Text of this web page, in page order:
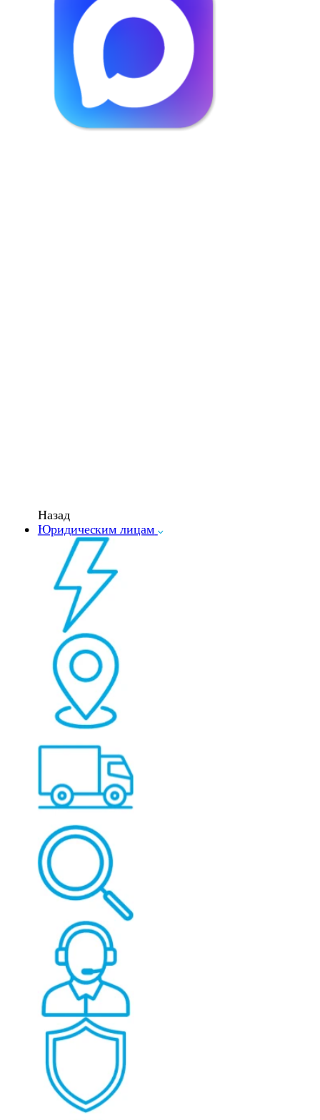
Назад
Юридическим лицам